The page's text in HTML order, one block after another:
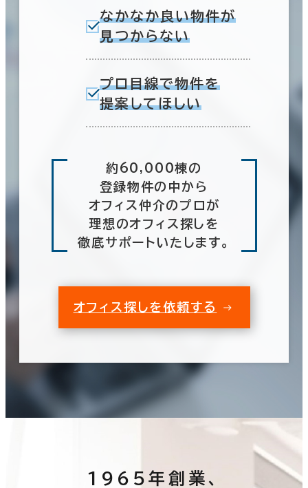
なかなか良い物件が
見つからない
プロ目線で物件を
提案してほしい
約60,000棟の
登録物件の中から
オフィス仲介のプロが
理想のオフィス探しを
徹底サポートいたします。
オフィス探しを依頼する
1965年創業、